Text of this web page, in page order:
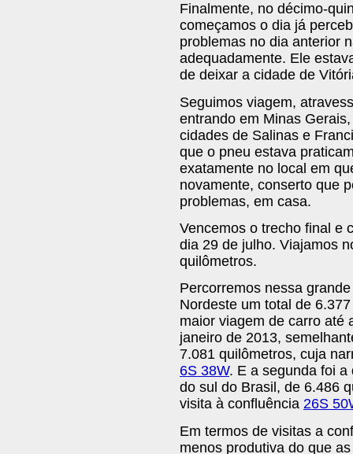
Finalmente, no décimo-
começamos o dia já
problemas no dia anterior
adequadamente. Ele
de deixar a cidade de
Seguimos viagem,
entrando em Minas
cidades de Salinas e
que o pneu estava
exatamente no local em
novamente, conserto que
problemas, em casa.
Vencemos o trecho final e
dia 29 de julho. Viajamos
quilômetros.
Percorremos nessa
Nordeste um total de
maior viagem de carro até
janeiro de 2013,
7.081 quilômetros, cuja
6S 38W. E a segunda foi a
do sul do Brasil, de 6.486
visita à confluência 26S
Em termos de visitas a
menos produtiva do que